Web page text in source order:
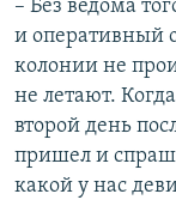
– Без ведома
и оперативный
колонии не
не летают.
второй день
пришел и
какой у нас